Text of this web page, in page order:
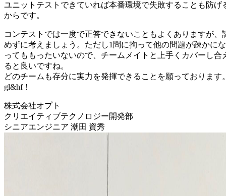
ユニットテストできていれば本番環境で失敗することも防げ
からです。
コンテストでは一度で正答できないこともよくありますが、
めずに考えましょう。ただし1問に拘って他の問題が疎かにな
ってももったいないので、チームメイトと上手くカバーし合
ると良いですね。
どのチームも存分に実力を発揮できることを願っております
gl&hf！
株式会社オプト
クリエイティブテクノロジー開発部
シニアエンジニア 潮田 資秀